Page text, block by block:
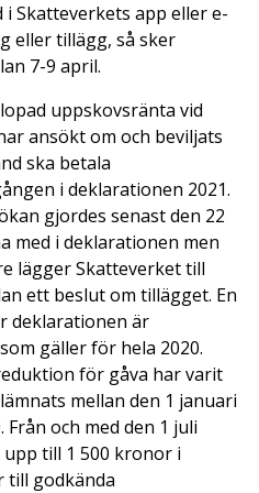
Skatteverkets app eller e-
eller tillägg, så sker
7-9 april.
uppskovsränta vid
ansökt om och beviljats
ska betala
i deklarationen 2021.
gjordes senast den 22
med i deklarationen men
lägger Skatteverket till
ett beslut om tillägget. En
deklarationen är
gäller för hela 2020.
för gåva har varit
mellan den 1 januari
Från och med den 1 juli
till 1 500 kronor i
godkända